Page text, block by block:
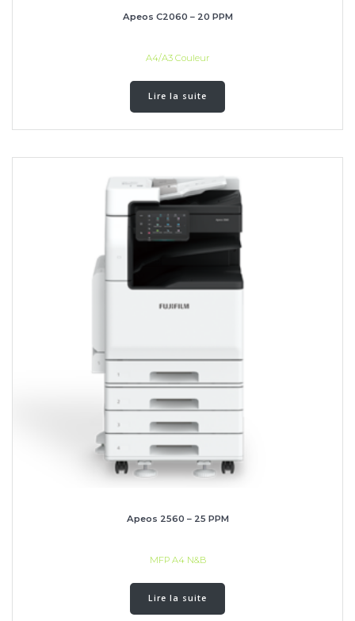
Apeos C2060 – 20 PPM
A4/A3 Couleur
Lire la suite
Apeos 2560 – 25 PPM
MFP A4 N&B
Lire la suite